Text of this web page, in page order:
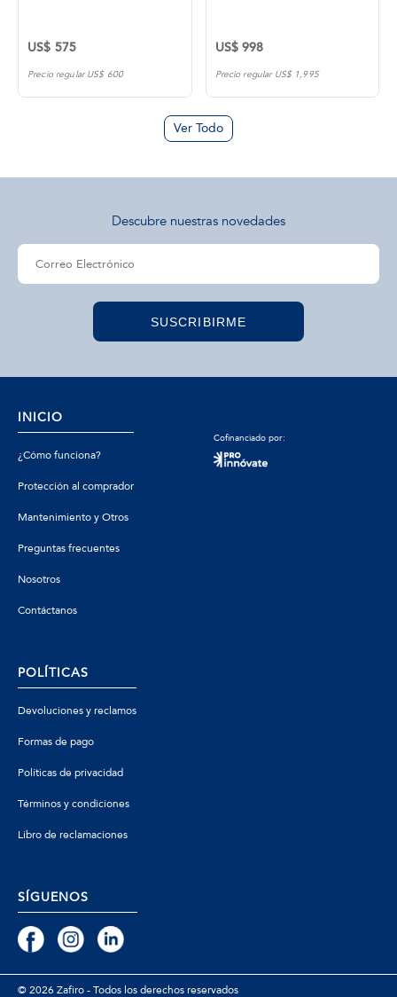
US$ 575
Precio regular US$ 600
US$ 998
Precio regular US$ 1,995
Ver Todo
Descubre nuestras novedades
SUSCRIBIRME
INICIO
¿Cómo funciona?
Protección al comprador
Mantenimiento y Otros
Preguntas frecuentes
Nosotros
Contáctanos
Cofinanciado por:
POLÍTICAS
Devoluciones y reclamos
Formas de pago
Políticas de privacidad
Términos y condiciones
Libro de reclamaciones
SÍGUENOS
© 2026 Zafiro - Todos los derechos reservados